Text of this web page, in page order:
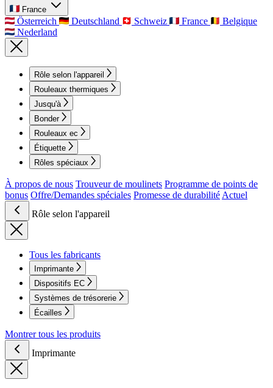
France
Österreich Deutschland Schweiz France
Belgique
Nederland
Rôle selon l'appareil
Rouleaux thermiques
Jusqu'à
Bonder
Rouleaux ec
Étiquette
Rôles spéciaux
À propos de nous Trouveur de moulinets Programme de points de
bonus Offre/Demandes spéciales Promesse de durabilité Actuel
Rôle selon l'appareil
Tous les fabricants
Imprimante
Dispositifs EC
Systèmes de trésorerie
Écailles
Montrer tous les produits
Imprimante